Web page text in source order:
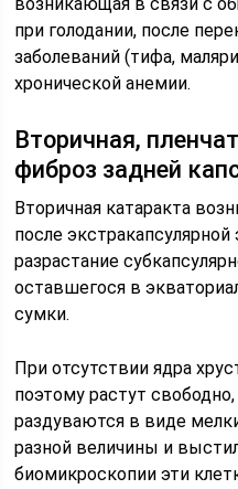
при голодании, после
заболеваний (тифа,
хронической анемии.
Вторичная,
фиброз задней
Вторичная катаракта
после
разрастание
оставшегося в
сумки.
При отсутствии ядра
поэтому растут
раздуваются в виде
разной величины и
биомикроскопии эти